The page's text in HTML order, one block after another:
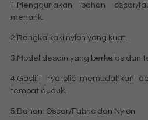
1.Menggunakan bahan
menarik.
2.Rangka kaki nylon yang kuat.
3.Model desain yang berkelas dan
4.Gaslift hydrolic memudahkan
tempat duduk.
5.Bahan: Oscar/Fabric dan Nylon